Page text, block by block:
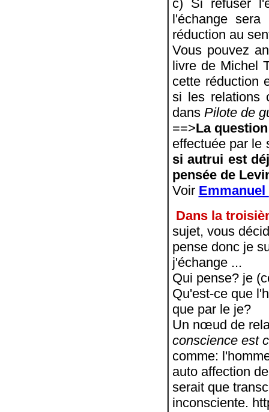
c) Si refuser
l'échange
réduction au
Vous pouvez
livre de Michel
cette réduction
si les relations
dans Pilote de
==>La
effectuée par le
si autrui est
pensée de
Voir Emmanuel
Dans la
sujet, vous
pense donc je
j'échange ...
Qui pense? je
Qu'est-ce que
que par le je?
Un nœud de
conscience est
comme:
auto affection
serait que
inconsciente.